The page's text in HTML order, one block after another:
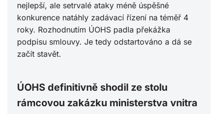
nejlepší, ale setrvalé ataky méně úspěšné
konkurence natáhly zadávací řízení na téměř 4
roky. Rozhodnutím ÚOHS padla překážka
podpisu smlouvy. Je tedy odstartováno a dá se
začít stavět.
ÚOHS definitivně shodil ze stolu
rámcovou zakázku ministerstva vnitra